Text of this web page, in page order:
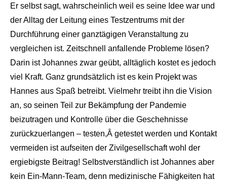
Er selbst sagt, wahrscheinlich weil es seine Idee war und
der Alltag der Leitung eines Testzentrums mit der
Durchführung einer ganztägigen Veranstaltung zu
vergleichen ist. Zeitschnell anfallende Probleme lösen?
Darin ist Johannes zwar geübt, alltäglich kostet es jedoch
viel Kraft. Ganz grundsätzlich ist es kein Projekt was
Hannes aus Spaß betreibt. Vielmehr treibt ihn die Vision
an, so seinen Teil zur Bekämpfung der Pandemie
beizutragen und Kontrolle über die Geschehnisse
zurückzuerlangen – testen,Â getestet werden und Kontakt
vermeiden ist aufseiten der Zivilgesellschaft wohl der
ergiebigste Beitrag! Selbstverständlich ist Johannes aber
kein Ein-Mann-Team, denn medizinische Fähigkeiten hat